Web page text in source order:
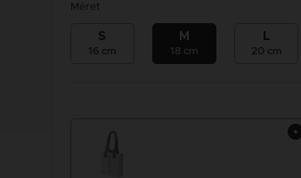
Méret
S
16 cm
M
18 cm
L
20 cm